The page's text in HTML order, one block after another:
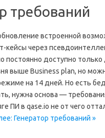
требований
встроенной
кейсы через
постоянно доступно только
выше Business plan, но
на 14 дней. Но есть
нужна основа —
ПИ в qase.io не от чего
Генератор требований »